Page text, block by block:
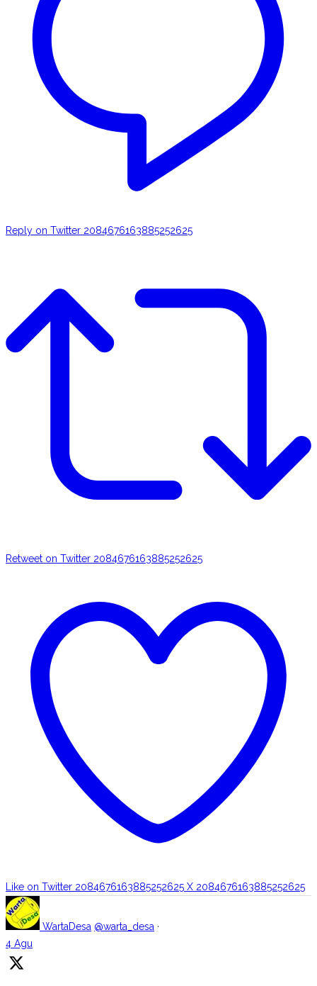
Reply on Twitter 2084676163885252625
Retweet on Twitter 2084676163885252625
Like on Twitter 2084676163885252625 X 2084676163885252625
WartaDesa @warta_desa ·
4 Agu